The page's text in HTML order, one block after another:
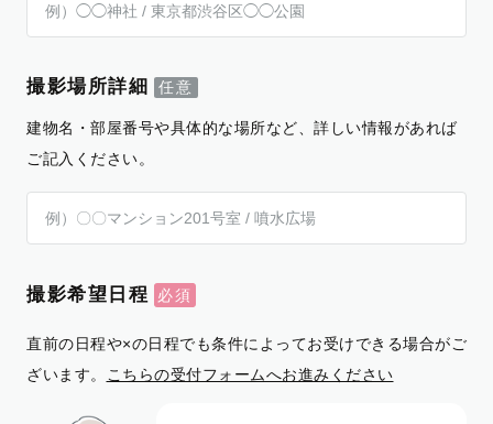
撮影場所詳細
建物名・部屋番号や具体的な場所など、詳しい情報があれば
ご記入ください。
撮影希望日程
直前の日程や×の日程でも条件によってお受けできる場合がご
ざいます。
こちらの受付フォームへお進みください